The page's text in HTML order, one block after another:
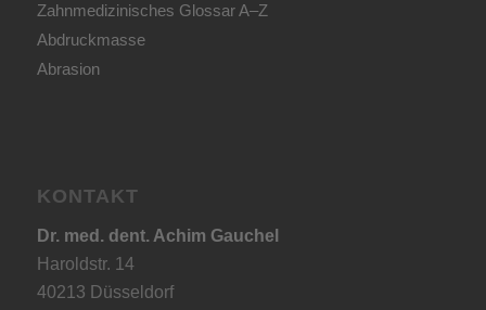
Zahnmedizinisches Glossar A–Z
Abdruckmasse
Abrasion
KONTAKT
Dr. med. dent. Achim Gauchel
Haroldstr. 14
40213 Düsseldorf